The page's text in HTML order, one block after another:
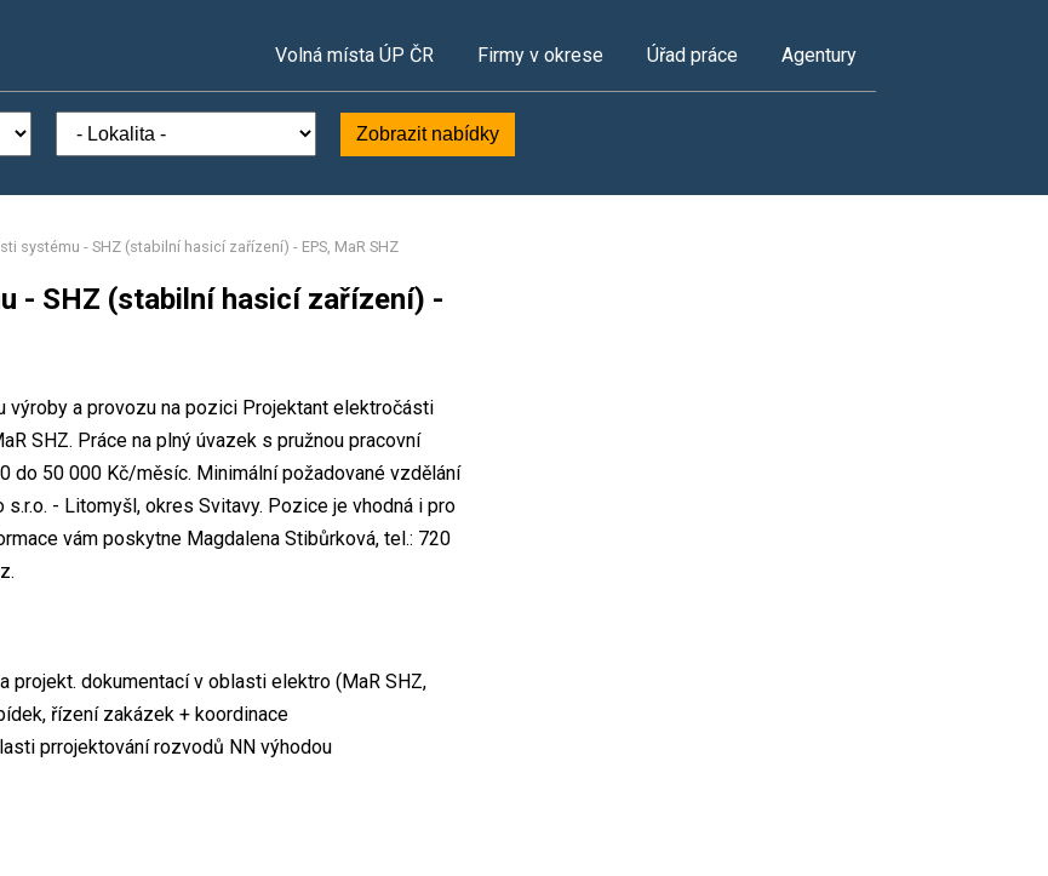
Volná místa ÚP ČR Firmy v okrese Úřad práce Agentury
Zobrazit nabídky
systému - SHZ (stabilní hasicí zařízení) - EPS, MaR SHZ
- SHZ (stabilní hasicí zařízení) -
výroby a provozu na pozici Projektant elektročásti
SHZ. Práce na plný úvazek s pružnou pracovní
do 50 000 Kč/měsíc. Minimální požadované vzdělání
- Litomyšl, okres Svitavy. Pozice je vhodná i pro
vám poskytne Magdalena Stibůrková, tel.: 720
projekt. dokumentací v oblasti elektro (MaR SHZ,
řízení zakázek + koordinace
prrojektování rozvodů NN výhodou